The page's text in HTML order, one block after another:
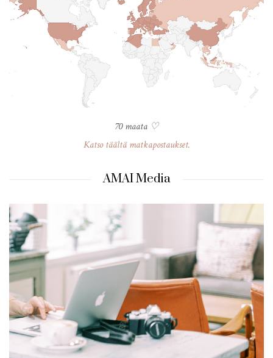
70 maata ♡
Katso täältä matkapostaukset.
AMAI Media